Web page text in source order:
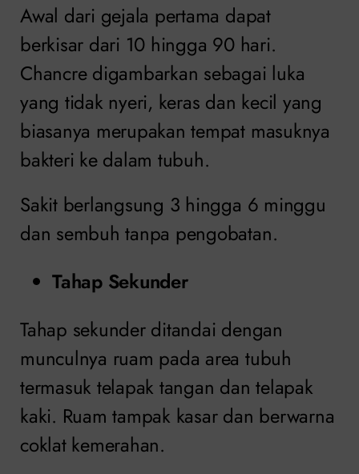
Awal dari gejala pertama dapat
berkisar dari 10 hingga 90 hari.
Chancre digambarkan sebagai luka
yang tidak nyeri, keras dan kecil yang
biasanya merupakan tempat masuknya
bakteri ke dalam tubuh.
Sakit berlangsung 3 hingga 6 minggu
dan sembuh tanpa pengobatan.
Tahap Sekunder
Tahap sekunder ditandai dengan
munculnya ruam pada area tubuh
termasuk telapak tangan dan telapak
kaki. Ruam tampak kasar dan berwarna
coklat kemerahan.